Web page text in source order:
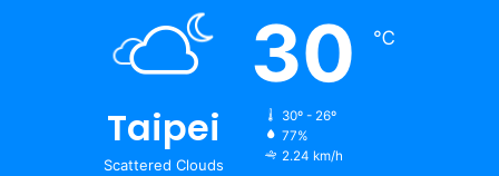
Taipei
Scattered Clouds
30 ℃
30º - 26º
77%
2.24 km/h